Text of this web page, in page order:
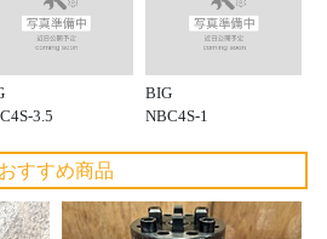
3.5
BIG
NBC4S-1
おすすめ商品